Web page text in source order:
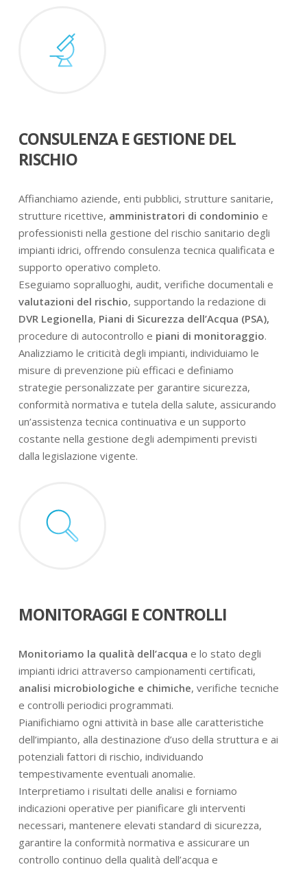
CONSULENZA E GESTIONE DEL
RISCHIO
Affianchiamo aziende, enti pubblici, strutture sanitarie,
strutture ricettive, amministratori di condominio e
professionisti nella gestione del rischio sanitario degli
impianti idrici, offrendo consulenza tecnica qualificata e
supporto operativo completo.
Eseguiamo sopralluoghi, audit, verifiche documentali e
valutazioni del rischio, supportando la redazione di
DVR Legionella, Piani di Sicurezza dell’Acqua (PSA),
procedure di autocontrollo e piani di monitoraggio.
Analizziamo le criticità degli impianti, individuiamo le
misure di prevenzione più efficaci e definiamo
strategie personalizzate per garantire sicurezza,
conformità normativa e tutela della salute, assicurando
un’assistenza tecnica continuativa e un supporto
costante nella gestione degli adempimenti previsti
dalla legislazione vigente.
MONITORAGGI E CONTROLLI
Monitoriamo la qualità dell’acqua e lo stato degli
impianti idrici attraverso campionamenti certificati,
analisi microbiologiche e chimiche, verifiche tecniche
e controlli periodici programmati.
Pianifichiamo ogni attività in base alle caratteristiche
dell’impianto, alla destinazione d’uso della struttura e ai
potenziali fattori di rischio, individuando
tempestivamente eventuali anomalie.
Interpretiamo i risultati delle analisi e forniamo
indicazioni operative per pianificare gli interventi
necessari, mantenere elevati standard di sicurezza,
garantire la conformità normativa e assicurare un
controllo continuo della qualità dell’acqua e